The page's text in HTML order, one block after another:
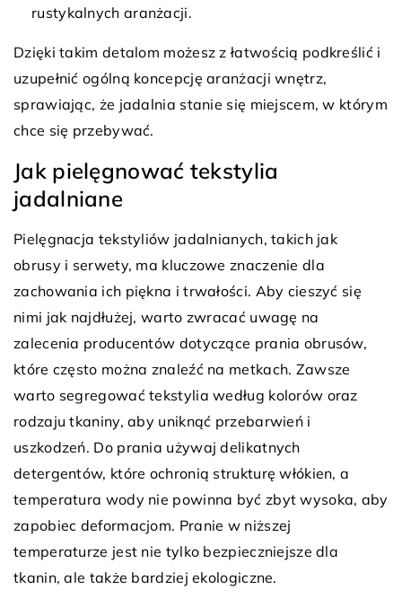
rustykalnych aranżacji.
Dzięki takim detalom możesz z łatwością podkreślić i
uzupełnić ogólną koncepcję aranżacji wnętrz,
sprawiając, że jadalnia stanie się miejscem, w którym
chce się przebywać.
Jak pielęgnować tekstylia
jadalniane
Pielęgnacja tekstyliów jadalnianych, takich jak
obrusy i serwety, ma kluczowe znaczenie dla
zachowania ich piękna i trwałości. Aby cieszyć się
nimi jak najdłużej, warto zwracać uwagę na
zalecenia producentów dotyczące prania obrusów,
które często można znaleźć na metkach. Zawsze
warto segregować tekstylia według kolorów oraz
rodzaju tkaniny, aby uniknąć przebarwień i
uszkodzeń. Do prania używaj delikatnych
detergentów, które ochronią strukturę włókien, a
temperatura wody nie powinna być zbyt wysoka, aby
zapobiec deformacjom. Pranie w niższej
temperaturze jest nie tylko bezpieczniejsze dla
tkanin, ale także bardziej ekologiczne.